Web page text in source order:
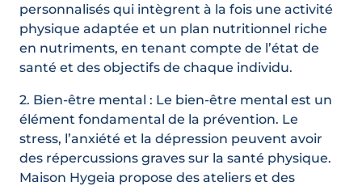
personnalisés qui intègrent à la fois une activité
physique adaptée et un plan nutritionnel riche
en nutriments, en tenant compte de l’état de
santé et des objectifs de chaque individu.
2. Bien-être mental : Le bien-être mental est un
élément fondamental de la prévention. Le
stress, l’anxiété et la dépression peuvent avoir
des répercussions graves sur la santé physique.
Maison Hygeia propose des ateliers et des